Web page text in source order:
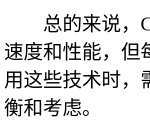
总的来说，
速度和性能，但
用这些技术时，
衡和考虑。